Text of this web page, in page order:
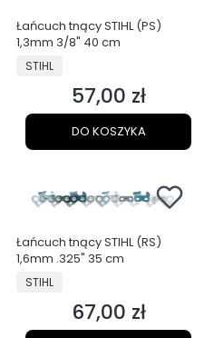
Łańcuch tnący STIHL (PS)
1,3mm 3/8" 40 cm
PRODUCENT
STIHL
Cena
57,00 zł
DO KOSZYKA
Łańcuch tnący STIHL (RS)
1,6mm .325" 35 cm
PRODUCENT
STIHL
Cena
67,00 zł